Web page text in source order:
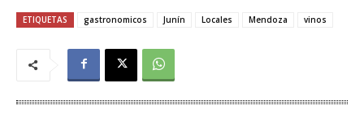
ETIQUETAS gastronomicos Junín Locales Mendoza vinos